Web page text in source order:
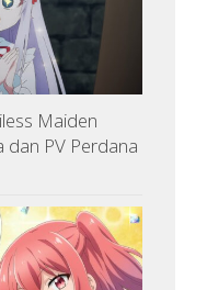
Maiden
dan PV Perdana